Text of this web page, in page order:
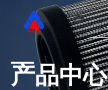
产品中心